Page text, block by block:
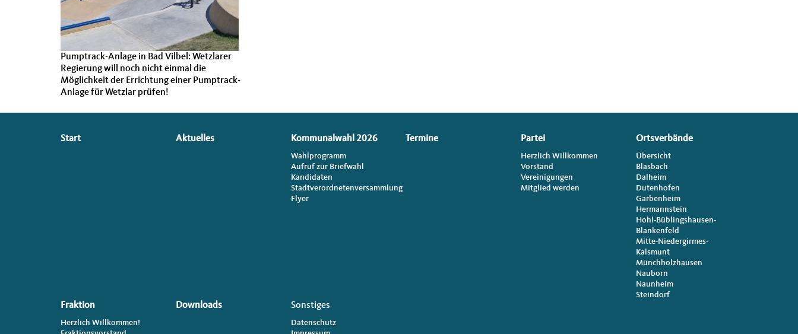
Pumptrack-Anlage in Bad Vilbel: Wetzlarer
Regierung will noch nicht einmal die
Möglichkeit der Errichtung einer Pumptrack-
Anlage für Wetzlar prüfen!
Seitenübersicht
Start Aktuelles Kommunalwahl 2026
Wahlprogramm
Aufruf zur Briefwahl
Kandidaten
Stadtverordnetenversammlung
Flyer
Termine Partei
Herzlich Willkommen
Vorstand
Vereinigungen
Mitglied werden
Ortsverbände
Übersicht
Blasbach
Dalheim
Dutenhofen
Garbenheim
Hermannstein
Hohl-Büblingshausen-
Blankenfeld
Mitte-Niedergirmes-
Kalsmunt
Münchholzhausen
Nauborn
Naunheim
Steindorf
Fraktion
Herzlich Willkommen!
Downloads Sonstiges
Datenschutz